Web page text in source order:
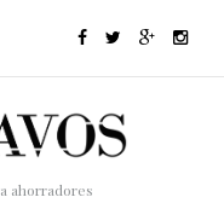
ahorradores